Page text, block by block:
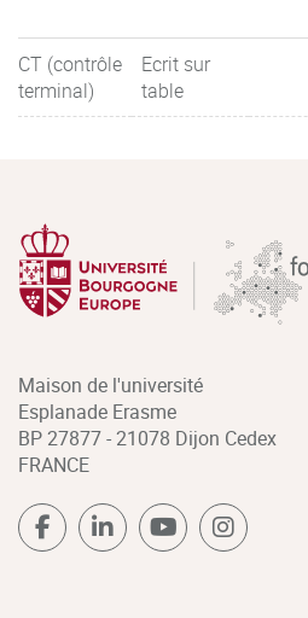
CT (contrôle
terminal)
Ecrit sur
table
Maison de l'université
Esplanade Erasme
BP 27877 - 21078 Dijon Cedex
FRANCE